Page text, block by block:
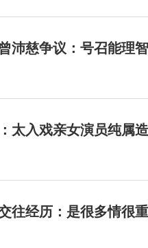
沛慈争议：号召能理
太入戏亲女演员纯属
往经历：是很多情很